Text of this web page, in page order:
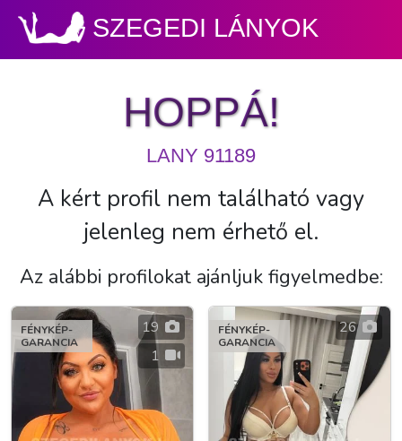
SZEGEDI LÁNYOK
HOPPÁ!
LANY 91189
A kért profil nem található vagy
jelenleg nem érhető el.
Az alábbi profilokat ajánljuk figyelmedbe:
FÉNYKÉP-
GARANCIA
19
1
FÉNYKÉP-
GARANCIA
26